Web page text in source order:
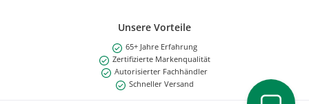
Unsere Vorteile
65+ Jahre Erfahrung
Zertifizierte Markenqualität
Autorisierter Fachhändler
Schneller Versand